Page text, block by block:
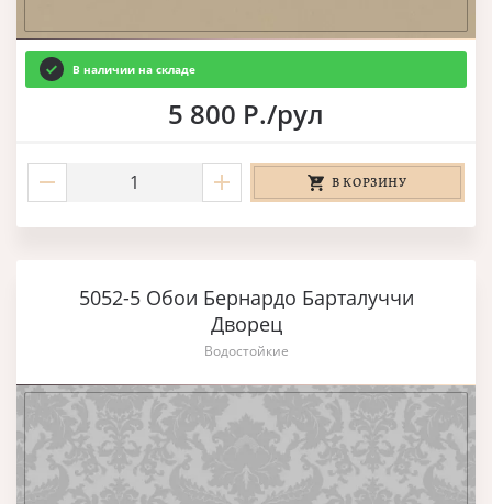
В наличии на складе
5 800 Р./рул
В КОРЗИНУ
5052-5 Обои Бернардо Барталуччи
Дворец
Водостойкие